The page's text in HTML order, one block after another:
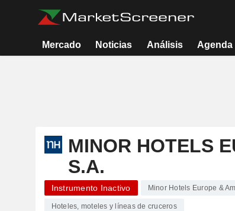
Mercado Noticias Análisis Agenda
MINOR HOTELS
S.A.
Instrumento Inactivo Minor Hotels Europe &
Hoteles, moteles y líneas de cruceros